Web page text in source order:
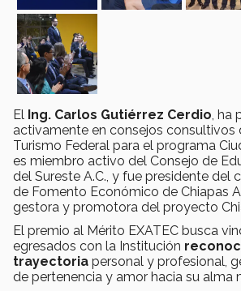
El Ing. Carlos Gutiérrez Cerdio ,
activamente en consejos consultivos
Turismo Federal para el programa
es miembro activo del Consejo de
del Sureste A.C., y fue presidente del
de Fomento Económico de Chiapas
gestora y promotora del proyecto
El premio al Mérito EXATEC busca
egresados con la Institución
trayectoria personal y profesional,
de pertenencia y amor hacia su alma